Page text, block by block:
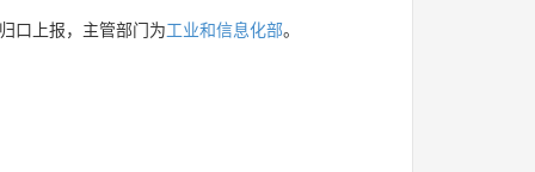
归口上报，主管部门为工业和信息化部。